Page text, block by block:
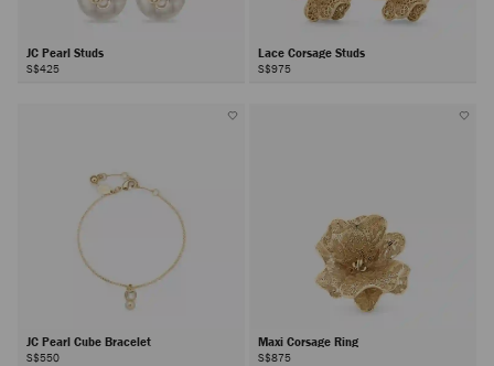
JC Pearl Studs
S$425
Lace Corsage Studs
S$975
JC Pearl Cube Bracelet
S$550
Maxi Corsage Ring
S$875